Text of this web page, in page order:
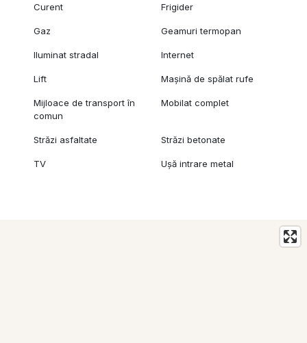
Curent Frigider
Gaz Geamuri termopan
Iluminat stradal Internet
Lift Mașină de spălat rufe
Mijloace de transport în
comun
Mobilat complet
Străzi asfaltate Străzi betonate
TV Ușă intrare metal